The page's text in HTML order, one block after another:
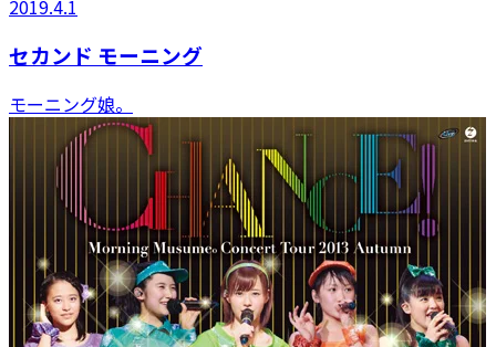
2019.4.1
セカンド モーニング
モーニング娘。